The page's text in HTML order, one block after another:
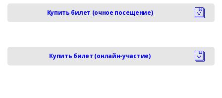
Купить билет (очное посещение)
Купить билет (онлайн-участие)